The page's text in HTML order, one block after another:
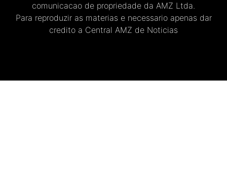
comunicacao de propriedade da AMZ Ltda.
Para reproduzir as materias e necessario apenas dar
credito a Central AMZ de Noticias